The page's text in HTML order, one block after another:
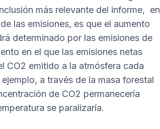
más relevante del informe, en
las emisiones, es que el aumento
determinado por las emisiones de
en el que las emisiones netas
CO2 emitido a la atmósfera cada
a través de la masa forestal
de CO2 permanecería
se paralizaría.